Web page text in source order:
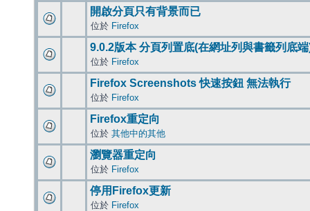
開啟分頁只有背景而已
位於 Firefox
9.0.2版本 分頁列置底(在網址列與書籤列底
位於 Firefox
Firefox Screenshots 快速按鈕 無法執行
位於 Firefox
Firefox重定向
位於 其他中的其他
瀏覽器重定向
位於 Firefox
停用Firefox更新
位於 Firefox